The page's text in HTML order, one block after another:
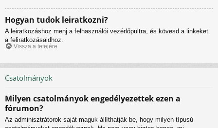
Hogyan tudok leiratkozni?
A leiratkozáshoz menj a felhasználói vezérlőpultra, és kövesd a linkeket
a feliratkozásaidhoz.
Vissza a tetejére
Csatolmányok
Milyen csatolmányok engedélyezettek ezen a
fórumon?
Az adminisztrátorok saját maguk állíthatják be, hogy milyen típusú